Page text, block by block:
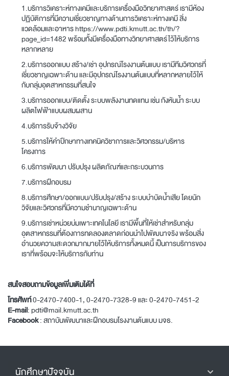
1.บริการวิเคราะห์ทางเคมีและบริการเครื่องมือวิทยาศาสตร์ เรามีห้อง
ปฏิบัติการที่มีความเชี่ยวชาญทางด้านการวิเคราะห์ทางเคมี สิ่ง
แวดล้อมและอาหารhttps://www.pdti.kmutt.ac.th/th/?
page_id=1482พร้อมทั้งมีเครื่องมือทางวิทยาศาสตร์ไว้ให้บริการ
หลากหลาย
2.บริการออกแบบ สร้าง/เช่า อุปกรณ์โรงงานต้นแบบ เรามีทีมวิศวกรที่
เชี่ยวชาญเฉพาะด้าน และมีอุปกรณ์โรงงานต้นแบบที่หลากหลายไว้ให้
กับกลุ่มอุตสาหกรรมที่สนใจ
3.บริการออกแบบ/ติดตั้ง ระบบพลังงานทดแทน เช่น กังหันน้ำ ระบบ
ผลิตไฟฟ้าแบบผสมผสาน
4.บริการรับจ้างวิจัย
5.บริการให้คำปึกษาทางเทคนิควิชาการและวิศวกรรม/บริหาร
โครงการ
6.บริการพัฒนา ปรับปรุง ผลิตภัณฑ์และกระบวนการ
7.บริการฝึกอบรม
8.บริการศึกษา/ออกแบบ/ปรับปรุง/สร้าง ระบบบำบัดน้ำเสีย โดยนัก
วิจัยและวิศวกรที่มีความชำนาญเฉพาะด้าน
9.บริการเช่าหน่วยบ่มเพาะเทคโนโลยี เรามีพื้นที่ให้เช่าสำหรับกลุ่ม
อุตสาหกรรมที่ต้องการทดลองตลาดก่อนนำไปพัฒนาจริง พร้อมสิ่ง
อำนวยความสะดวกมากมายไว้ให้บริการทั้งหมดนี้ เป็นการบริการของ
เราที่พร้อมจะให้บริการกับท่าน
สนใจสอบถามข้อมูลเพิ่มเติมได้ที่
โทรศัพท์0-2470-7400-1, 0-2470-7328-9 และ 0-2470-7451-2
E-mail:pdti@mail.kmutt.ac.th
Facebook:สถาบันพัฒนาและฝึกอบรมโรงงานต้นแบบ มจธ.
นักศึกษาปัจจุบัน